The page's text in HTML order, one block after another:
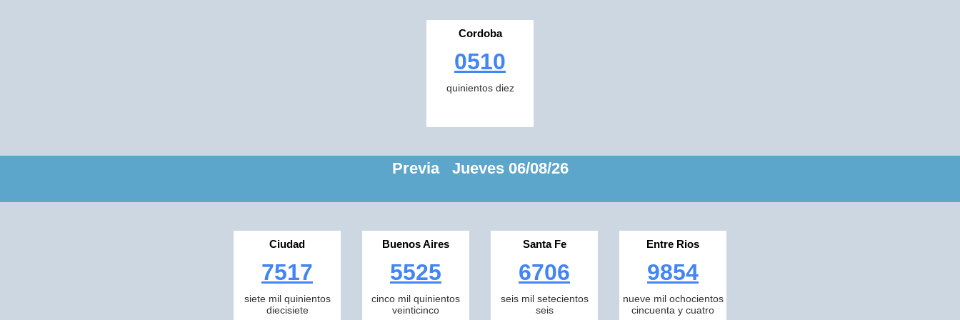
Cordoba
0510
quinientos diez
Previa Jueves 06/08/26
Ciudad
7517
siete mil quinientos
diecisiete
Buenos Aires
5525
cinco mil quinientos
veinticinco
Santa Fe
6706
seis mil setecientos
seis
Entre Rios
9854
nueve mil ochocientos
cincuenta y cuatro